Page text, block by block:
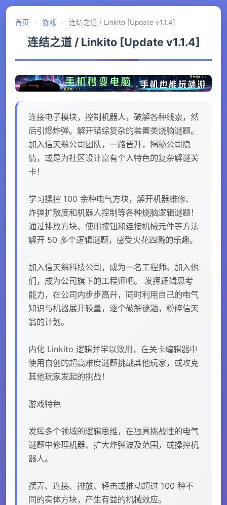
首页 › 游戏 › 连结之道 / Linkito [Update v1.1.4]
连结之道 / Linkito [Update v1.1.4]
连接电子模块，控制机器人，破解各种线索，然
后引爆炸弹。解开错综复杂的装置类烧脑谜题。
加入信天翁公司团队，一路晋升，揭秘公司隐
情，或是为社区设计富有个人特色的复杂解谜关
卡！
学习操控 100 余种电气方块，解开机器维修、
炸弹扩散度和机器人控制等各种烧脑逻辑谜题！
通过排放方块、使用按钮和连接机械元件等方法
解开 50 多个逻辑谜题，感受火花四溅的乐趣。
加入信天翁科技公司，成为一名工程师。加入他
们，成为公司旗下的工程师吧。 发挥逻辑思考
能力，在公司内步步高升，同时利用自己的电气
知识与机器展开较量，逐个破解谜题，粉碎信天
翁的计划。
内化 Linkito 逻辑并学以致用，在关卡编辑器中
使用自创的超高难度谜题挑战其他玩家，或攻克
其他玩家发起的挑战！
游戏特色
发挥多个领域的逻辑思维，在独具挑战性的电气
谜题中修理机器、扩大炸弹波及范围，或操控机
器人。
摆弄、连接、排放、轻击或推动超过 100 种不
同的实体方块，产生有益的机械效应。